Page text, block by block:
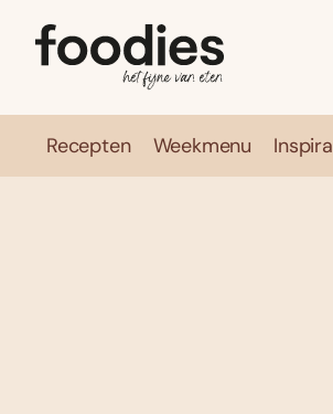
Recepten Weekmenu